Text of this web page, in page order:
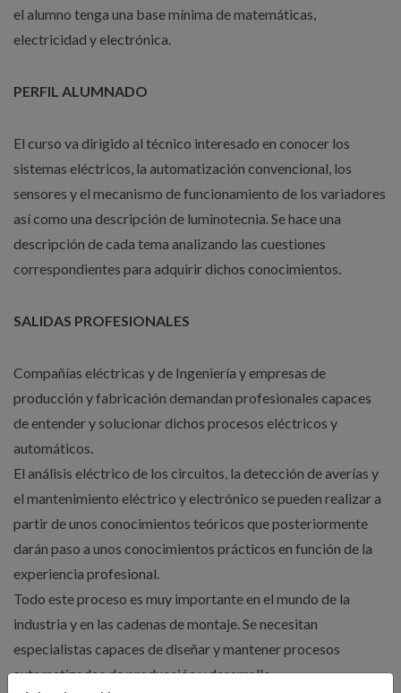
el alumno tenga una base mínima de matemáticas,
electricidad y electrónica.
PERFIL ALUMNADO
El curso va dirigido al técnico interesado en conocer los
sistemas eléctricos, la automatización convencional, los
sensores y el mecanismo de funcionamiento de los variadores
así como una descripción de luminotecnia. Se hace una
descripción de cada tema analizando las cuestiones
correspondientes para adquirir dichos conocimientos.
SALIDAS PROFESIONALES
Compañías eléctricas y de Ingeniería y empresas de
producción y fabricación demandan profesionales capaces
de entender y solucionar dichos procesos eléctricos y
automáticos.
El análisis eléctrico de los circuitos, la detección de averías y
el mantenimiento eléctrico y electrónico se pueden realizar a
partir de unos conocimientos teóricos que posteriormente
darán paso a unos conocimientos prácticos en función de la
experiencia profesional.
Todo este proceso es muy importante en el mundo de la
industria y en las cadenas de montaje. Se necesitan
especialistas capaces de diseñar y mantener procesos
automatizados de producción y desarrollo.